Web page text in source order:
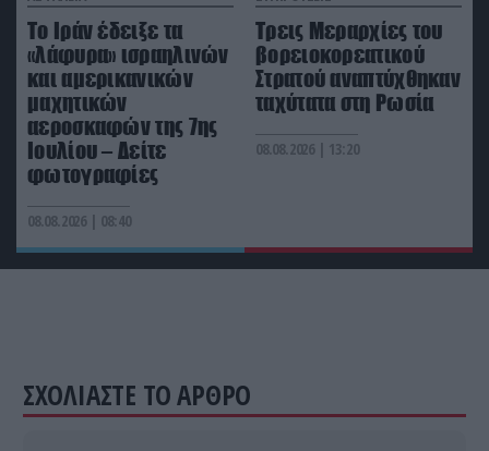
Ρέθυμνο: Πέντε συλλήψεις για τον ξυλοδαρμό
51χρονου Βρετανού
Το Ιράν έδειξε τα
«λάφυρα» ισραηλινών
και αμερικανικών
μαχητικών
αεροσκαφών της 7ης
Ιουλίου – Δείτε
φωτογραφίες
08.08.2026 | 08:40
Τρεις Μεραρχίες του
βορειοκορεατικού
Στρατού αναπτύχθηκαν
ταχύτατα στη Ρωσία
08.08.2026 | 13:20
ΣΧΟΛΙΑΣΤΕ ΤΟ ΑΡΘΡΟ